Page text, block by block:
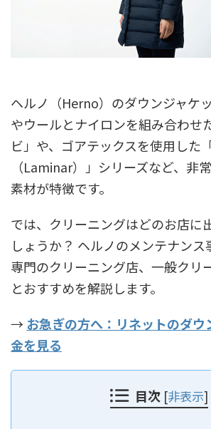
ヘルノ（Herno）のダウンジャケ
やウールとナイロンを組み合わせ
ビ」や、ゴアテックスを使用した
（Laminar）」シリーズなど、非
素材が特徴です。
では、クリーニングはどのお店に
しょうか？ ヘルノのメンテナン
専門のクリーニング店、一般クリ
とおすすめを解説します。
→ お急ぎの方へ：リネットのダウ
金を見る
目次 [非表示]